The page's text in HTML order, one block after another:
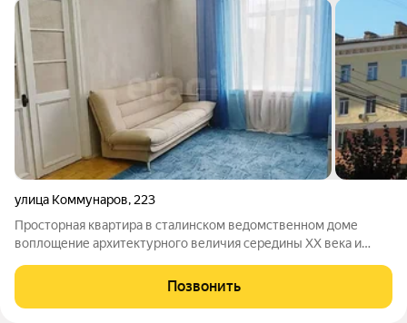
улица Коммунаров, 223
Просторная квартира в сталинском ведомственном доме
воплощение архитектурного величия середины XX века и
квартира подойдёт ценителям исторической архитектуры,
Позвонить